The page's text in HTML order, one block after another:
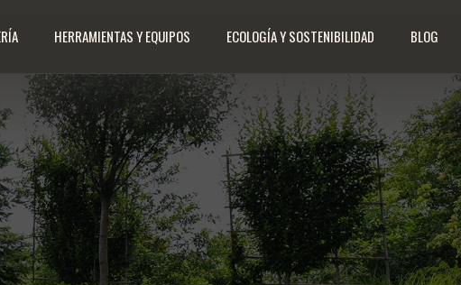
HERRAMIENTAS Y EQUIPOS ECOLOGÍA Y SOSTENIBILIDAD BLOG